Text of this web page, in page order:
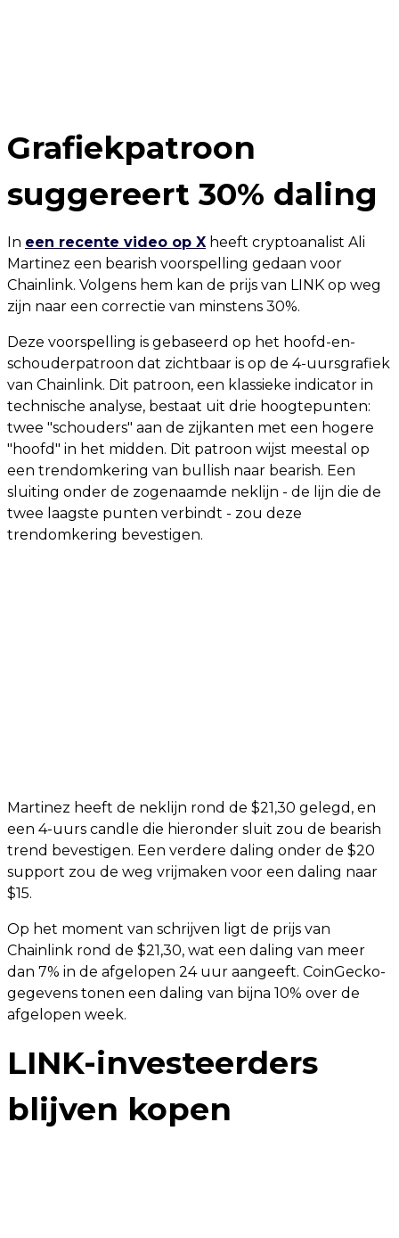
Grafiekpatroon
suggereert 30% daling
In een recente video op X heeft cryptoanalist Ali
Martinez een bearish voorspelling gedaan voor
Chainlink. Volgens hem kan de prijs van LINK op weg
zijn naar een correctie van minstens 30%.
Deze voorspelling is gebaseerd op het hoofd-en-
schouderpatroon dat zichtbaar is op de 4-uursgrafiek
van Chainlink. Dit patroon, een klassieke indicator in
technische analyse, bestaat uit drie hoogtepunten:
twee "schouders" aan de zijkanten met een hogere
"hoofd" in het midden. Dit patroon wijst meestal op
een trendomkering van bullish naar bearish. Een
sluiting onder de zogenaamde neklijn - de lijn die de
twee laagste punten verbindt - zou deze
trendomkering bevestigen.
Martinez heeft de neklijn rond de $21,30 gelegd, en
een 4-uurs candle die hieronder sluit zou de bearish
trend bevestigen. Een verdere daling onder de $20
support zou de weg vrijmaken voor een daling naar
$15.
Op het moment van schrijven ligt de prijs van
Chainlink rond de $21,30, wat een daling van meer
dan 7% in de afgelopen 24 uur aangeeft. CoinGecko-
gegevens tonen een daling van bijna 10% over de
afgelopen week.
LINK-investeerders
blijven kopen